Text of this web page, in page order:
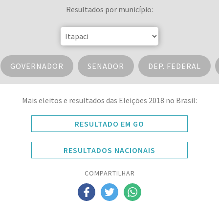
Resultados por município:
GOVERNADOR SENADOR DEP. FEDERAL
Mais eleitos e resultados das Eleições 2018 no Brasil:
RESULTADO EM GO
RESULTADOS NACIONAIS
COMPARTILHAR